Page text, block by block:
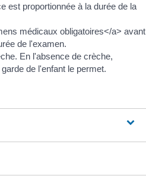
est proportionnée à la durée de la
médicaux obligatoires</a> avant
de l'examen.
En l'absence de crèche,
de l'enfant le permet.